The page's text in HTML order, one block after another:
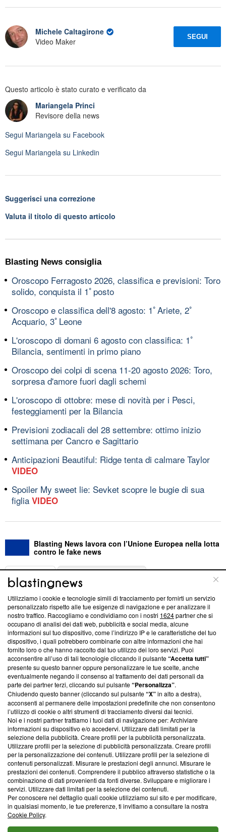
Michele Caltagirone
Video Maker
SEGUI
Questo articolo è stato curato e verificato da
Mariangela Princi
Revisore della news
Segui Mariangela su Facebook
Segui Mariangela su Linkedin
Suggerisci una correzione
Valuta il titolo di questo articolo
Blasting News consiglia
Oroscopo Ferragosto 2026, classifica e previsioni: Toro
solido, conquista il 1ﾟposto
Oroscopo e classifica dell'8 agosto: 1ﾟAriete, 2ﾟ
Acquario, 3ﾟLeone
L'oroscopo di domani 6 agosto con classifica: 1ﾟ
Bilancia, sentimenti in primo piano
Oroscopo dei colpi di scena 11-20 agosto 2026: Toro,
sorpresa d'amore fuori dagli schemi
L'oroscopo di ottobre: mese di novità per i Pesci,
festeggiamenti per la Bilancia
Previsioni zodiacali del 28 settembre: ottimo inizio
settimana per Cancro e Sagittario
Anticipazioni Beautiful: Ridge tenta di calmare Taylor
VIDEO
Spoiler My sweet lie: Sevket scopre le bugie di sua
figlia VIDEO
Blasting News lavora con l’Unione Europea nella lotta
contro le fake news
ABOUT
Questa sezione offre informazioni trasparenti su Blasting
News, sui nostri processi editoriali e su come ci impegniamo a
creare news di qualità. Inoltre, afferma la nostra aderenza a
‘Trust Project - News with Integrity’Blasting News non è
ancora membro del programma, ma ha richiesto di farne
parte; Trust Project non ha ancora effettuato una verifica di
conformità agli standard.
Su di noi
Team editoriale
Corporate
Redazione
Informativa Privacy
Cookie Policy
Blasting SA, IDI CHE-247.845.224, Via Carlo Frasca, 3 - 6900
Lugano (Svizzera) Tel:+39 0690258937
© 2026 Blasting News
Utilizziamo i cookie e tecnologie simili di tracciamento per fornirti un servizio
personalizzato rispetto alle tue esigenze di navigazione e per analizzare il
nostro traffico. Raccogliamo e condividiamo con i nostri 1624partner che si
occupano di analisi dei dati web, pubblicità e social media, alcune
informazioni sul tuo dispositivo, come l’indirizzo IP e le caratteristiche del tuo
dispositivo, i quali potrebbero combinarle con altre informazioni che hai
fornito loro o che hanno raccolto dal tuo utilizzo dei loro servizi. Puoi
acconsentire all’uso di tali tecnologie cliccando il pulsante“Accetta tutti”
presente su questo banner oppure personalizzare le tue scelte, anche
eventualmente negando il consenso al trattamento dei dati personali da
parte dei partner terzi, cliccando sul pulsante“Personalizza”.
Chiudendo questo banner (cliccando sul pulsante“X”in alto a destra),
acconsenti al permanere delle impostazioni predefinite che non consentono
l’utilizzo di cookie o altri strumenti di tracciamento diversi dai tecnici.
Noi e i nostri partner trattiamo i tuoi dati di navigazione per: Archiviare
informazioni su dispositivo e/o accedervi. Utilizzare dati limitati per la
selezione della pubblicità. Creare profili per la pubblicità personalizzata.
Utilizzare profili per la selezione di pubblicità personalizzata. Creare profili
per la personalizzazione dei contenuti. Utilizzare profili per la selezione di
contenuti personalizzati. Misurare le prestazioni degli annunci. Misurare le
prestazioni dei contenuti. Comprendere il pubblico attraverso statistiche o la
combinazione di dati provenienti da fonti diverse. Sviluppare e migliorare i
servizi. Utilizzare dati limitati per la selezione dei contenuti.
Per conoscere nel dettaglio quali cookie utilizziamo sul sito e per modificare,
in qualsiasi momento, le tue preferenze, ti invitiamo a consultare la nostra
Cookie Policy.